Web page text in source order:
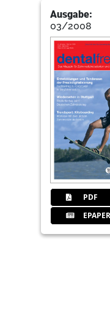
Ausgabe:
03/2008
PDF
EPAPER